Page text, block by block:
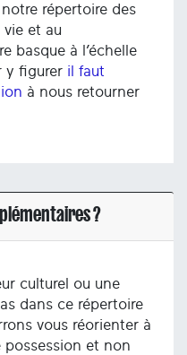
répertoire des
et au
basque à l’échelle
y figurer il faut
à nous retourner
?
culturel ou une
dans ce répertoire
vous réorienter à
et non